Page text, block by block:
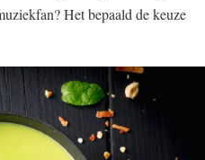
Het bepaald de keuze